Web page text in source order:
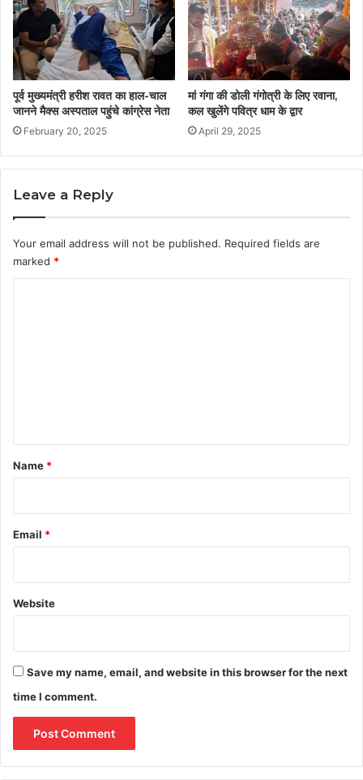
पूर्व मुख्यमंत्री हरीश रावत का हाल-चाल
जानने मैक्स अस्पताल पहुंचे कांग्रेस नेता
February 20, 2025
मां गंगा की डोली गंगोत्री के लिए रवाना,
कल खुलेंगे पवित्र धाम के द्वार
April 29, 2025
Leave a Reply
Your email address will not be published. Required fields are
marked *
*
Name *
Email *
Website
Save my name, email, and website in this browser for the next
time I comment.